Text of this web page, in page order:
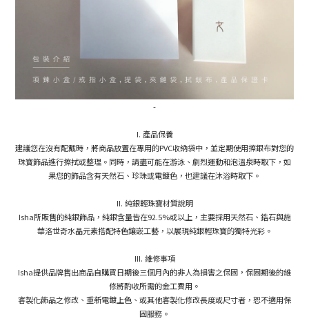
-
I. 產品保養
建議您在沒有配戴時，將商品放置在專用的PVC收納袋中，並定期使用擦銀布對您的
珠寶飾品進行擦拭或整理。同時，請盡可能在游泳、劇烈運動和泡溫泉時取下，如
果您的飾品含有天然石、珍珠或電鍍色，也建議在沐浴時取下。
II. 純銀輕珠寶材質說明
Isha所販售的純銀飾品，純銀含量皆在92.5%或以上，主要採用天然石、鋯石與施
華洛世奇水晶元素搭配特色鑲嵌工藝，以展現純銀輕珠寶的獨特光彩。
III. 維修事項
Isha提供品牌售出商品自購買日期後三個月內的非人為損害之保固，保固期後的維
修將酌收所需的金工費用。
客製化飾品之修改、重新電鍍上色、或其他客製化修改長度或尺寸者，恕不適用保
固服務。